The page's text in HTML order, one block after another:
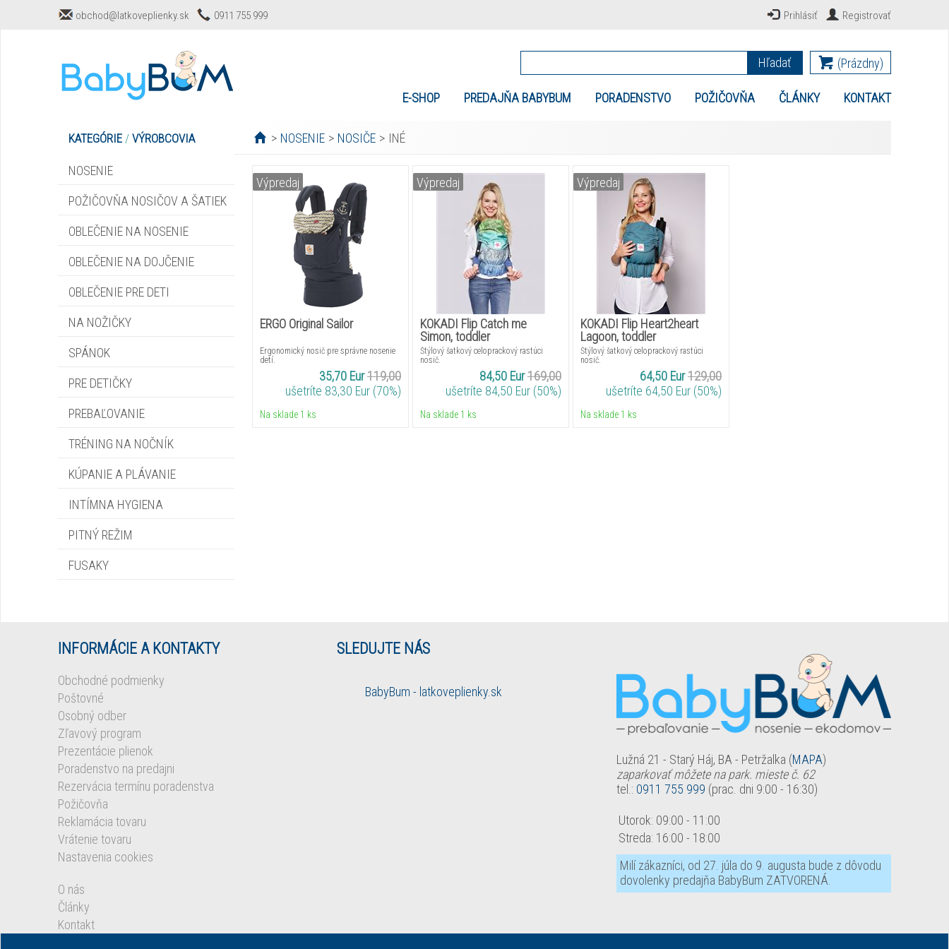
obchod@latkoveplienky.sk 0911 755 999 Prihlásiť Registrovať
Hľadať (Prázdny)
E-SHOP PREDAJŇA BABYBUM PORADENSTVO POŽIČOVŇA ČLÁNKY KONTAKT
KATEGÓRIE / VÝROBCOVIA
NOSENIE
POŽIČOVŇA NOSIČOV A ŠATIEK
OBLEČENIE NA NOSENIE
OBLEČENIE NA DOJČENIE
OBLEČENIE PRE DETI
NA NOŽIČKY
SPÁNOK
PRE DETIČKY
PREBAĽOVANIE
TRÉNING NA NOČNÍK
KÚPANIE A PLÁVANIE
INTÍMNA HYGIENA
PITNÝ REŽIM
FUSAKY
> NOSENIE > NOSIČE > INÉ
Výpredaj
ERGO Original Sailor
Ergonomický nosič pre správne nosenie
detí.
35,70 Eur119,00
ušetríte 83,30 Eur (70%)
Na sklade 1 ks
Výpredaj
KOKADI Flip Catch me
Simon, toddler
Štýlový šatkový celoprackový rastúci
nosič.
84,50 Eur169,00
ušetríte 84,50 Eur (50%)
Na sklade 1 ks
Výpredaj
KOKADI Flip Heart2heart
Lagoon, toddler
Štýlový šatkový celoprackový rastúci
nosič.
64,50 Eur129,00
ušetríte 64,50 Eur (50%)
Na sklade 1 ks
INFORMÁCIE A KONTAKTY
Obchodné podmienky
Poštovné
Osobný odber
Zľavový program
Prezentácie plienok
Poradenstvo na predajni
Rezervácia termínu poradenstva
Požičovňa
Reklamácia tovaru
Vrátenie tovaru
Nastavenia cookies
O nás
Články
Kontakt
SLEDUJTE NÁS
BabyBum - latkoveplienky.sk
Lužná 21 - Starý Háj, BA - Petržalka (MAPA)
zaparkovať môžete na park. mieste č. 62
tel.: 0911 755 999 (prac. dni 9:00 - 16:30)
Utorok: 09:00 - 11:00
Streda: 16:00 - 18:00
Milí zákazníci, od 27. júla do 9. augusta bude z dôvodu
dovolenky predajňa BabyBum ZATVORENÁ.